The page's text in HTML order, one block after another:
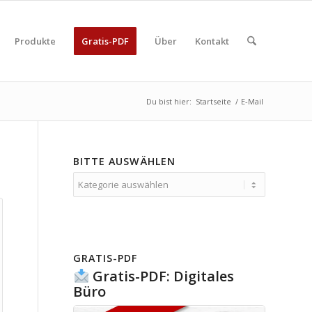
Produkte Gratis-PDF Über Kontakt
Du bist hier: Startseite / E-Mail
BITTE AUSWÄHLEN
auswählen
GRATIS-PDF
Gratis-PDF: Digitales
Büro